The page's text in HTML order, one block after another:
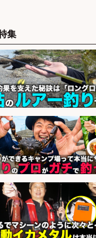
会社名
sponsored
営業事務/「大津市」釣り
ーの物流事務・営業アシ
小野駅から徒歩6分/「時
円」/大型連休あり×残業
祝休み/滋賀県
会社名 株式会社ホットスタ
sponsored
福岡「現場監督」/釣り好
業10時間/経験者歓迎
会社名 広松久水産株式会社
sponsored
集